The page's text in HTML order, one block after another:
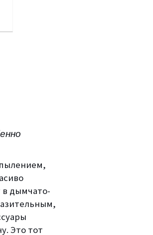
в дымчато-
Это тот